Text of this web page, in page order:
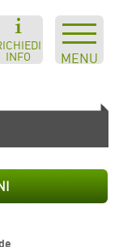
MENU
INFO